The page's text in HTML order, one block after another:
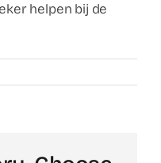
helpen bij de